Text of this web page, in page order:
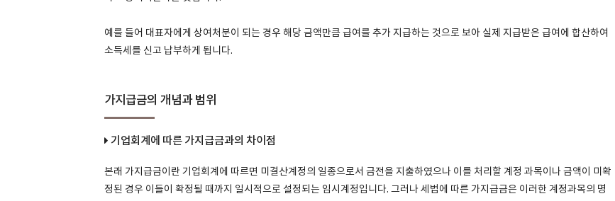
예를 들어 대표자에게 상여처분이 되는 경우 해당 금액만큼 급여를 추가 지급하는 것으로 보아 실제 지급받은 급여에 합산하여
소득세를 신고 납부하게 됩니다.
가지급금의 개념과 범위
기업회계에 따른 가지급금과의 차이점
본래 가지급금이란 기업회계에 따르면 미결산계정의 일종으로서 금전을 지출하였으나 이를 처리할 계정 과목이나 금액이 미확
정된 경우 이들이 확정될 때까지 일시적으로 설정되는 임시계정입니다. 그러나 세법에 따른 가지급금은 이러한 계정과목의 명